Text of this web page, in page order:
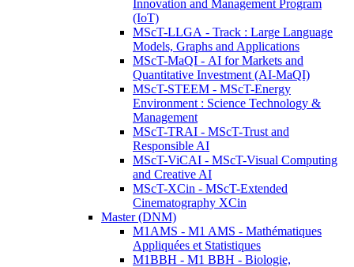
Innovation and Management Program
(IoT)
MScT-LLGA - Track : Large Language
Models, Graphs and Applications
MScT-MaQI - AI for Markets and
Quantitative Investment (AI-MaQI)
MScT-STEEM - MScT-Energy
Environment : Science Technology &
Management
MScT-TRAI - MScT-Trust and
Responsible AI
MScT-ViCAI - MScT-Visual Computing
and Creative AI
MScT-XCin - MScT-Extended
Cinematography XCin
Master (DNM)
M1AMS - M1 AMS - Mathématiques
Appliquées et Statistiques
M1BBH - M1 BBH - Biologie,